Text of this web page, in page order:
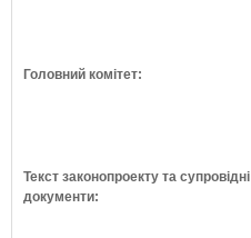
Головний комітет:
Текст законопроекту та супровідні
документи: